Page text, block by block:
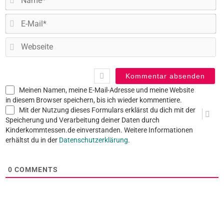
Meinen Namen, meine E-Mail-Adresse und meine Website
in diesem Browser speichern, bis ich wieder kommentiere.
Mit der Nutzung dieses Formulars erklärst du dich mit der
Speicherung und Verarbeitung deiner Daten durch
Kinderkommtessen.de einverstanden. Weitere Informationen
erhältst du in der Datenschutzerklärung.
0 COMMENTS